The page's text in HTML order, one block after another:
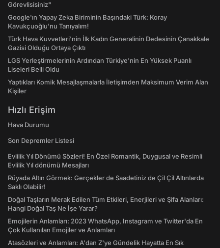
Görevlisisiniz"
Google'ın Yapay Zeka Biriminin Başındaki Türk: Koray
Kavukçuoğlu'nu Tanıyalım!
Türk Hava Kuvvetleri'nin İlk Kadın Generalinin Dedesinin Çanakkale
Gazisi Olduğu Ortaya Çıktı
LGS Yerleştirmelerinin Ardından Türkiye'nin En Yüksek Puanlı
Liseleri Belli Oldu
Yaptıkları Komik Mesajlaşmalarla İletişimden Maksimum Verim Alan
Kişiler
Hızlı Erişim
Hava Durumu
Son Depremler Listesi
Evlilik Yıl Dönümü Sözleri! En Özel Romantik, Duygusal ve Resimli
Evlilik Yıl dönümü Mesajları
Rüyada Altın Görmek: Gerçekler de Saadetiniz de Çil Çil Altınlarda
Saklı Olabilir!
Doğal Taşların Merak Edilen Tüm Etkileri, Enerjileri ve Şifa Alanları:
Hangi Doğal Taş Ne İşe Yarar?
Emojilerin Anlamları: 2023 WhatsApp, Instagram ve Twitter'da En
Çok Kullanılan Emojiler ve Anlamları
Atasözleri ve Anlamları: A'dan Z'ye Gündelik Hayatta En Sık